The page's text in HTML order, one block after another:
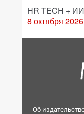
HR TECH +
8 октября 2026
Об